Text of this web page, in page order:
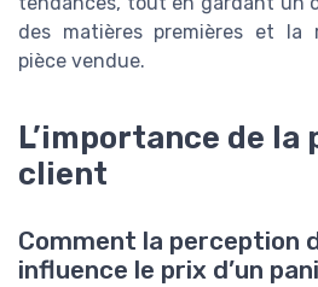
des matières premières et la
pièce vendue.
L’importance de
client
Comment la perception
influence le prix d’un